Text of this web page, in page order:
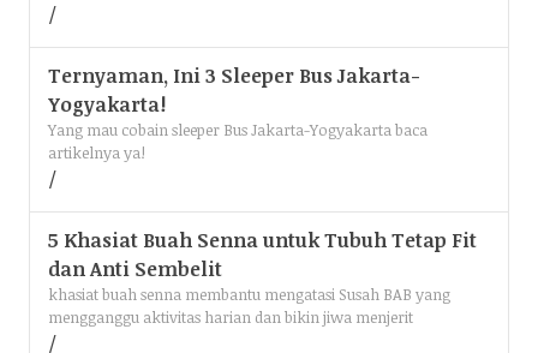
Ternyaman, Ini 3 Sleeper Bus Jakarta-
Yogyakarta!
Yang mau cobain sleeper Bus Jakarta-Yogyakarta baca
artikelnya ya!
5 Khasiat Buah Senna untuk Tubuh Tetap Fit
dan Anti Sembelit
khasiat buah senna membantu mengatasi Susah BAB yang
mengganggu aktivitas harian dan bikin jiwa menjerit